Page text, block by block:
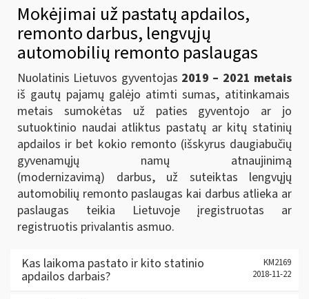
Mokėjimai už pastatų apdailos,
remonto darbus, lengvųjų
automobilių remonto paslaugas
Nuolatinis Lietuvos gyventojas 2019 – 2021 metais
iš gautų pajamų galėjo atimti sumas, atitinkamais
metais sumokėtas už paties gyventojo ar jo
sutuoktinio naudai atliktus pastatų ar kitų statinių
apdailos ir bet kokio remonto (išskyrus daugiabučių
gyvenamųjų namų atnaujinimą
(modernizavimą) darbus, už suteiktas lengvųjų
automobilių remonto paslaugas kai darbus atlieka ar
paslaugas teikia Lietuvoje įregistruotas ar
registruotis privalantis asmuo.
Kas laikoma pastato ir kito statinio
apdailos darbais?
KM2169
2018-11-22